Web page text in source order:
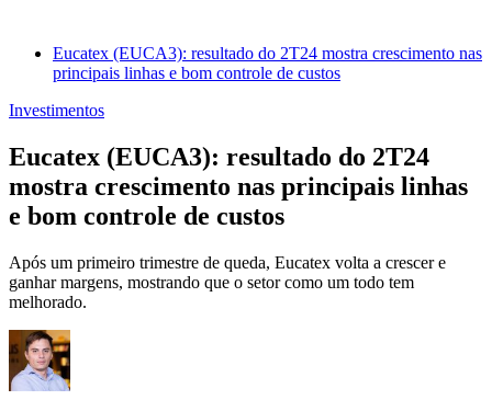
Eucatex (EUCA3): resultado do 2T24 mostra crescimento nas
principais linhas e bom controle de custos
Investimentos
Eucatex (EUCA3): resultado do 2T24
mostra crescimento nas principais linhas
e bom controle de custos
Após um primeiro trimestre de queda, Eucatex volta a crescer e
ganhar margens, mostrando que o setor como um todo tem
melhorado.